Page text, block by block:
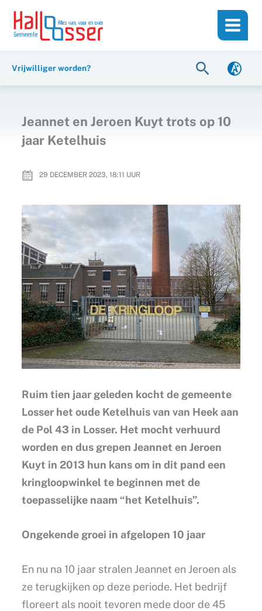
inhoud
naar
Vrijwilliger worden? Zoeken
Jeannet en Jeroen Kuyt trots op 10
jaar Ketelhuis
29 DECEMBER 2023, 18:11 UUR
Ruim tien jaar geleden kocht de gemeente
Losser het oude Ketelhuis van van Heek aan
de Pol 43 in Losser. Het mocht verhuurd
worden en dus grepen Jeannet en Jeroen
Kuyt in 2013 hun kans om in dit pand een
kringloopwinkel te beginnen met de
toepasselijke naam “het Ketelhuis”.
Ongekende groei in afgelopen 10 jaar
En nu na 10 jaar stralen Jeannet en Jeroen als
ze terugkijken op deze periode. Het bedrijf
floreert als nooit tevoren mede door de 45